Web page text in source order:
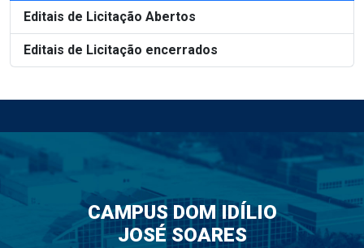
Editais de Licitação Abertos
Editais de Licitação encerrados
CAMPUS DOM IDÍLIO
JOSÉ SOARES